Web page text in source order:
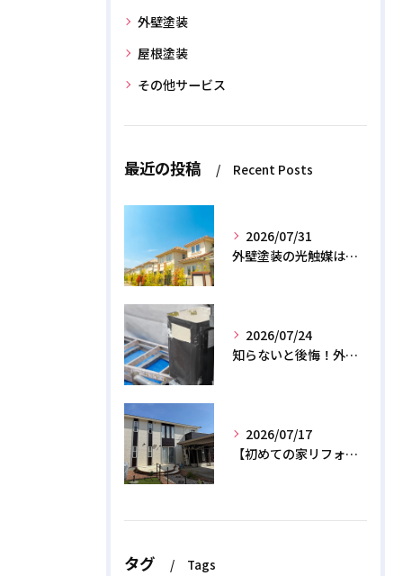
外壁塗装
屋根塗装
その他サービス
最近の投稿 Recent Posts
2026/07/31
外壁塗装の光触媒は効果なし？デメリットと2026年のリアル
2026/07/24
知らないと後悔！外壁塗装で無機質塗料を選ぶデメリットと3つの罠
2026/07/17
【初めての家リフォーム】外壁塗装の正しい時期と相場費用を解説
タグ Tags